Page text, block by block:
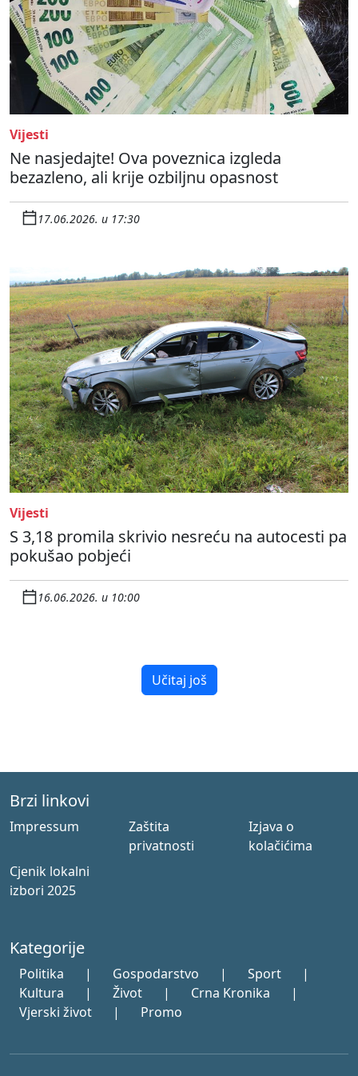
Vijesti
Ne nasjedajte! Ova poveznica izgleda
bezazleno, ali krije ozbiljnu opasnost
17.06.2026. u 17:30
Vijesti
S 3,18 promila skrivio nesreću na autocesti pa
pokušao pobjeći
16.06.2026. u 10:00
Učitaj još
Brzi linkovi
Impressum
Zaštita
privatnosti
Izjava o
kolačićima
Cjenik lokalni
izbori 2025
Kategorije
Politika | Gospodarstvo | Sport
|
Kultura
| Život | Crna Kronika
|
Vjerski život
| Promo